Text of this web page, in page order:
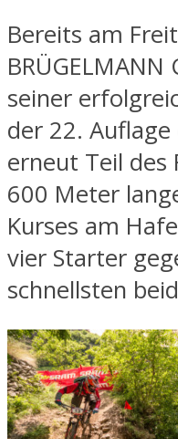
Bereits am
seiner
der 22. Auflage
erneut Teil
600 Meter
Kurses am
vier Starter
schnellsten